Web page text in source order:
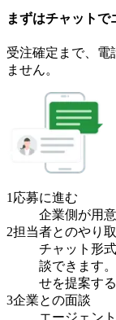
まずはチャットで
受注確定まで、 電
ません。
1応募に進む
企業側が用
2担当者とのやり
チャット形
談できます
せを提案す
3企業との面談